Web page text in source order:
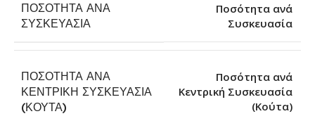
ΠΟΣΌΤΗΤΑ ΑΝΆ
ΣΥΣΚΕΥΑΣΊΑ
Ποσότητα ανά
Συσκευασία
ΠΟΣΌΤΗΤΑ ΑΝΆ
ΚΕΝΤΡΙΚΉ ΣΥΣΚΕΥΑΣΊΑ
(ΚΟΎΤΑ)
Ποσότητα ανά
Κεντρική Συσκευασία
(Κούτα)